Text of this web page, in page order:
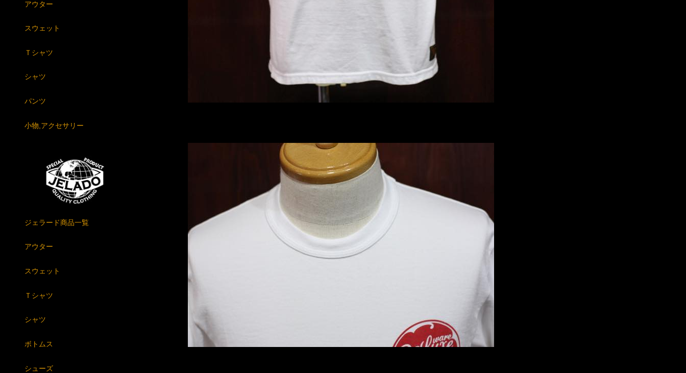
アウター
スウェット
Ｔシャツ
シャツ
パンツ
小物,アクセサリー
ジェラード商品一覧
アウター
スウェット
Ｔシャツ
シャツ
ボトムス
シューズ